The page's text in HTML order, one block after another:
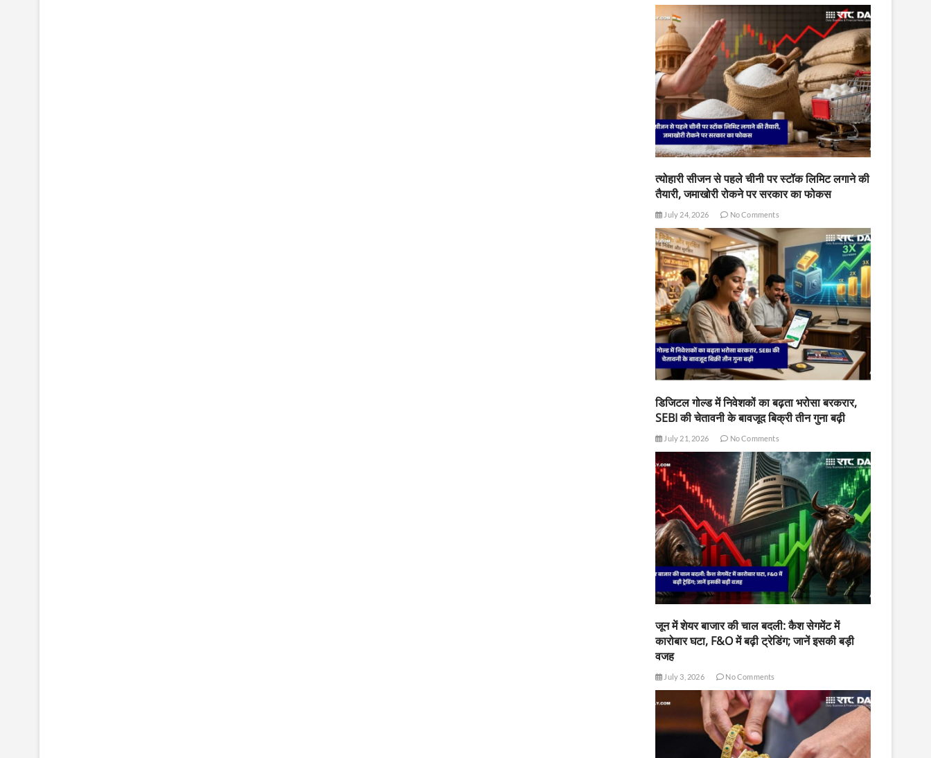
त्योहारी सीजन से पहले चीनी पर स्टॉक लिमिट लगाने की
तैयारी, जमाखोरी रोकने पर सरकार का फोकस
July 24, 2026 No Comments
डिजिटल गोल्ड में निवेशकों का बढ़ता भरोसा बरकरार,
SEBI की चेतावनी के बावजूद बिक्री तीन गुना बढ़ी
July 21, 2026 No Comments
जून में शेयर बाजार की चाल बदली: कैश सेगमेंट में
कारोबार घटा, F&O में बढ़ी ट्रेडिंग; जानें इसकी बड़ी
वजह
July 3, 2026 No Comments